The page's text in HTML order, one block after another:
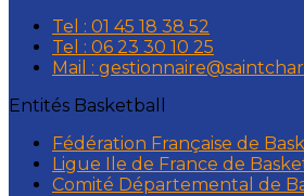
Tel : 01 45 18 38 52
Tel : 06 23 30 10 25
Mail :
Entités Basketball
Fédération Française de
Ligue Ile de France de
Comité Départemental de